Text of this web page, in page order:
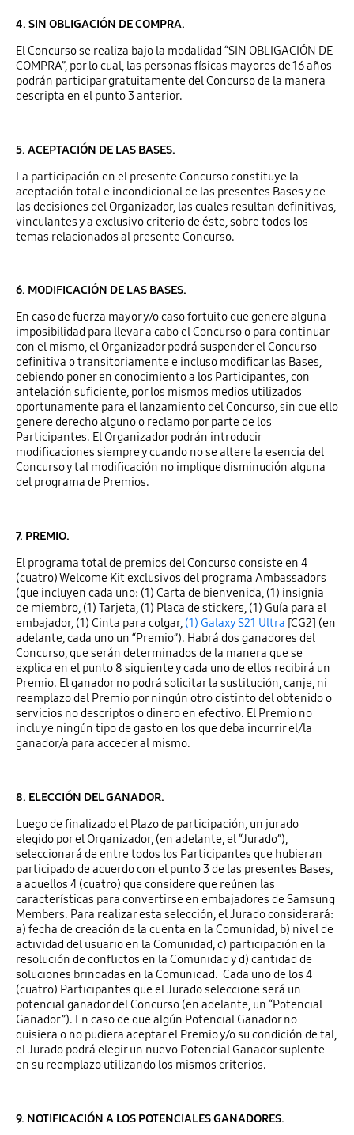
4. SIN OBLIGACIÓN DE COMPRA.
El Concurso se realiza bajo la modalidad “SIN OBLIGACIÓN DE
COMPRA”, por lo cual, las personas físicas mayores de 16 años
podrán participar gratuitamente del Concurso de la manera
descripta en el punto 3 anterior.
5. ACEPTACIÓN DE LAS BASES.
La participación en el presente Concurso constituye la
aceptación total e incondicional de las presentes Bases y de
las decisiones del Organizador, las cuales resultan definitivas,
vinculantes y a exclusivo criterio de éste, sobre todos los
temas relacionados al presente Concurso.
6. MODIFICACIÓN DE LAS BASES.
En caso de fuerza mayor y/o caso fortuito que genere alguna
imposibilidad para llevar a cabo el Concurso o para continuar
con el mismo, el Organizador podrá suspender el Concurso
definitiva o transitoriamente e incluso modificar las Bases,
debiendo poner en conocimiento a los Participantes, con
antelación suficiente, por los mismos medios utilizados
oportunamente para el lanzamiento del Concurso, sin que ello
genere derecho alguno o reclamo por parte de los
Participantes. El Organizador podrán introducir
modificaciones siempre y cuando no se altere la esencia del
Concurso y tal modificación no implique disminución alguna
del programa de Premios.
7. PREMIO.
El programa total de premios del Concurso consiste en 4
(cuatro) Welcome Kit exclusivos del programa Ambassadors
(que incluyen cada uno: (1) Carta de bienvenida, (1) insignia
de miembro, (1) Tarjeta, (1) Placa de stickers, (1) Guía para el
embajador, (1) Cinta para colgar, (1) Galaxy S21 Ultra [CG2] (en
adelante, cada uno un “Premio”). Habrá dos ganadores del
Concurso, que serán determinados de la manera que se
explica en el punto 8 siguiente y cada uno de ellos recibirá un
Premio. El ganador no podrá solicitar la sustitución, canje, ni
reemplazo del Premio por ningún otro distinto del obtenido o
servicios no descriptos o dinero en efectivo. El Premio no
incluye ningún tipo de gasto en los que deba incurrir el/la
ganador/a para acceder al mismo.
8. ELECCIÓN DEL GANADOR.
Luego de finalizado el Plazo de participación, un jurado
elegido por el Organizador, (en adelante, el “Jurado”),
seleccionará de entre todos los Participantes que hubieran
participado de acuerdo con el punto 3 de las presentes Bases,
a aquellos 4 (cuatro) que considere que reúnen las
características para convertirse en embajadores de Samsung
Members. Para realizar esta selección, el Jurado considerará:
a) fecha de creación de la cuenta en la Comunidad, b) nivel de
actividad del usuario en la Comunidad, c) participación en la
resolución de conflictos en la Comunidad y d) cantidad de
soluciones brindadas en la Comunidad. Cada uno de los 4
(cuatro) Participantes que el Jurado seleccione será un
potencial ganador del Concurso (en adelante, un “Potencial
Ganador”). En caso de que algún Potencial Ganador no
quisiera o no pudiera aceptar el Premio y/o su condición de tal,
el Jurado podrá elegir un nuevo Potencial Ganador suplente
en su reemplazo utilizando los mismos criterios.
9. NOTIFICACIÓN A LOS POTENCIALES GANADORES.